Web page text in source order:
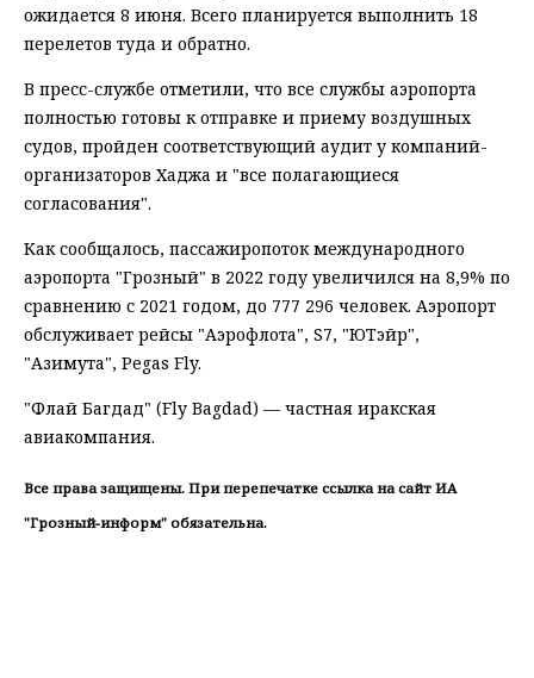
ожидается 8 июня. Всего планируется выполнить 18
перелетов туда и обратно.
В пресс-службе отметили, что все службы аэропорта
полностью готовы к отправке и приему воздушных
судов, пройден соответствующий аудит у компаний-
организаторов Хаджа и "все полагающиеся
согласования".
Как сообщалось, пассажиропоток международного
аэропорта "Грозный" в 2022 году увеличился на 8,9% по
сравнению с 2021 годом, до 777 296 человек. Аэропорт
обслуживает рейсы "Аэрофлота", S7, "ЮТэйр",
"Азимута", Pegas Fly.
"Флай Багдад" (Fly Bagdad) — частная иракская
авиакомпания.
Все права защищены. При перепечатке ссылка на сайт ИА
"Грозный-информ" обязательна.